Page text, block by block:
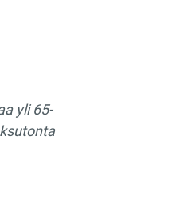
yli 65-